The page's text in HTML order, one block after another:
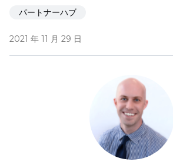
パートナーハブ
2021 年 11 月 29 日